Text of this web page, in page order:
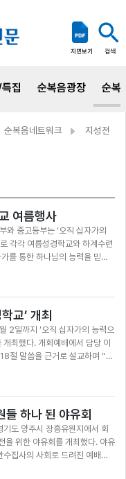
지면보기 검색
집 순복음광장 순복
순복음네트워크 지성전
여름행사
와 중고등부는 ‘오직 십자가의
각각 여름성경학교와 하계수련
를 통한 하나님의 능력을 믿고
25일,26일 8월 2일 총 3일간
’(눅 5:1~11)이라는 제목으로 설
가는 예수님의 히어로로 살아가
공과, 성령대망회에서 하나님
해 기도했다. 또한 그물 놀이, 미
양한 게임과 프로그램에 참여
능력을 경험했다. 중고등부는 7
윗성전과 일영워터힐에서 하
나됨의 은혜를 경험했다. 또한
며 프로그램에 적극적으로 참
어갔다. 뜨거운 찬양으로 시작
언을 사모하며 뜨겁게 부르짖는
. 둘째날에는 물놀이를 즐기며
교’ 개최
2일까지 ‘오직 십자가의 능력으
최했다. 개회예배에서 담당 이
절 말씀을 근거로 설교하며 “우
등 세상의 능력은 살아있는
고 전했다. 학생들은 이번 여름성
스마트폰을 멀리하며 그 무엇
을 회복하고 하나님 말씀에 집
한 시간을 보냈다. 이밖에도 레
시청 등을 통해 서로 친밀해지
하나 된 야유회
도 양주시 장흥유원지에서 회
을 위한 야유회를 개최했다. 야유
집사의 사회로 드려진 예배에
은혜’라는 제목으로 말씀을 전